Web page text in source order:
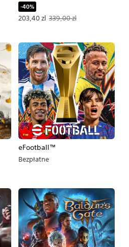
cena: 169,00 zl.
-40%
203,40 zl
Oferowana cena: 203,40 zl.
339,00 zl
cena: 339,00 zl.
eFootball™
Bezpłatne